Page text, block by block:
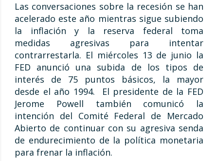
Las conversaciones sobre la recesión se han
acelerado este año mientras sigue subiendo
la inflación y la reserva federal toma
medidas agresivas para intentar
contrarrestarla. El miércoles 13 de junio la
FED anunció una subida de los tipos de
interés de 75 puntos básicos, la mayor
desde el año 1994. El presidente de la FED
Jerome Powell también comunicó la
intención del Comité Federal de Mercado
Abierto de continuar con su agresiva senda
de endurecimiento de la política monetaria
para frenar la inflación.